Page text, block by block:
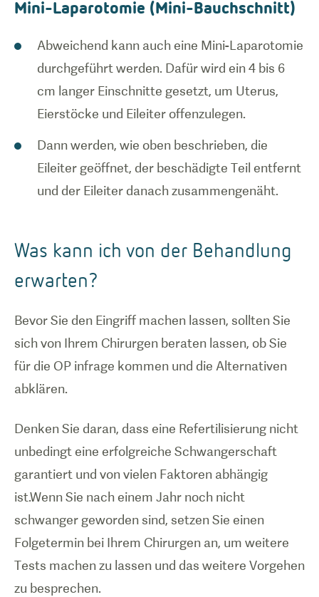
Mini-Laparotomie (Mini-Bauchschnitt)
Abweichend kann auch eine Mini-Laparotomie
durchgeführt werden. Dafür wird ein 4 bis 6
cm langer Einschnitte gesetzt, um Uterus,
Eierstöcke und Eileiter offenzulegen.
Dann werden, wie oben beschrieben, die
Eileiter geöffnet, der beschädigte Teil entfernt
und der Eileiter danach zusammengenäht.
Was kann ich von der Behandlung
erwarten?
Bevor Sie den Eingriff machen lassen, sollten Sie
sich von Ihrem Chirurgen beraten lassen, ob Sie
für die OP infrage kommen und die Alternativen
abklären.
Denken Sie daran, dass eine Refertilisierung nicht
unbedingt eine erfolgreiche Schwangerschaft
garantiert und von vielen Faktoren abhängig
ist.Wenn Sie nach einem Jahr noch nicht
schwanger geworden sind, setzen Sie einen
Folgetermin bei Ihrem Chirurgen an, um weitere
Tests machen zu lassen und das weitere Vorgehen
zu besprechen.